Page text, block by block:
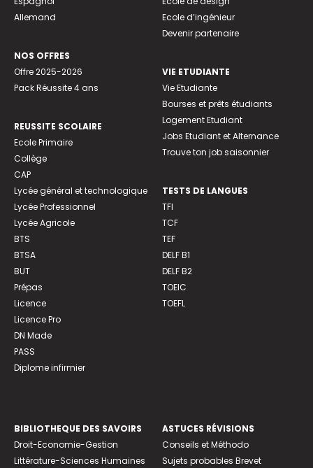
Allemand
NOS OFFRES
Offre 2025-2026
Pack Réussite 4 ans
REUSSITE SCOLAIRE
Ecole Primaire
Collège
CAP
Lycée général et technologique
Lycée Professionnel
Lycée Agricole
BTS
BTSA
BUT
Prépas
Licence
Licence Pro
DN Made
PASS
Diplome infirmier
Ecole d’ingénieur
Devenir partenaire
VIE ETUDIANTE
Vie Etudiante
Bourses et prêts étudiants
Logement Etudiant
Jobs Etudiant et Alternance
Trouve ton job saisonnier
TESTS DE LANGUES
TFI
TCF
TEF
DELF B1
DELF B2
TOEIC
TOEFL
BIBLIOTHEQUE DES SAVOIRS
Droit-Economie-Gestion
Littérature-Sciences Humaines
ASTUCES RÉVISIONS
Conseils et Méthodo
Sujets probables Brevet